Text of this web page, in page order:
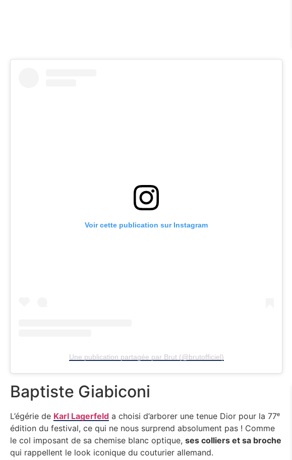
Voir cette publication sur Instagram
Une publication partagée par Brut (@brutofficiel)
Baptiste Giabiconi
L’égérie de Karl Lagerfeld a choisi d’arborer une tenue Dior pour la 77ᵉ
édition du festival, ce qui ne nous surprend absolument pas ! Comme
le col imposant de sa chemise blanc optique, ses colliers et sa broche
qui rappellent le look iconique du couturier allemand.